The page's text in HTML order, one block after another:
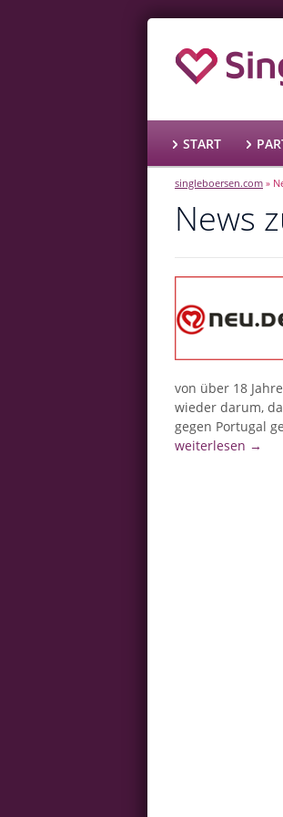
START
singleboersen.com »
News
von über 18
wieder darum,
gegen Portugal
weiterlesen →